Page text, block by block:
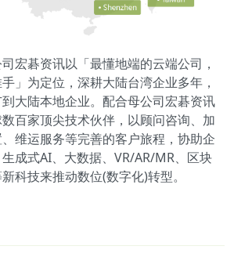
宏碁资讯以「最懂地端的云端公司，
」为定位，深耕大陆台湾企业多年，
大陆本地企业。配合母公司宏碁资讯
百家顶尖技术伙伴，以顾问咨询、加
维运服务等完善的客户旅程，协助企
成式AI、大数据、VR/AR/MR、区块
科技来推动数位(数字化)转型。